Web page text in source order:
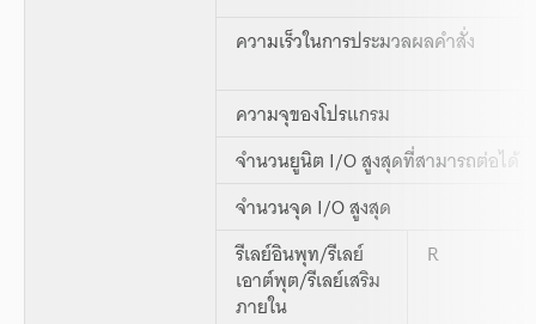
ความเร็วในการประมวลผลคำสั่ง
ความจุของโปรแกรม
จำนวนยูนิต I/O สูงสุดที่สามารถต่อได้
จำนวนจุด I/O สูงสุด
รีเลย์อินพุท/รีเลย์
เอาต์พุต/รีเลย์เสริม
ภายใน
R